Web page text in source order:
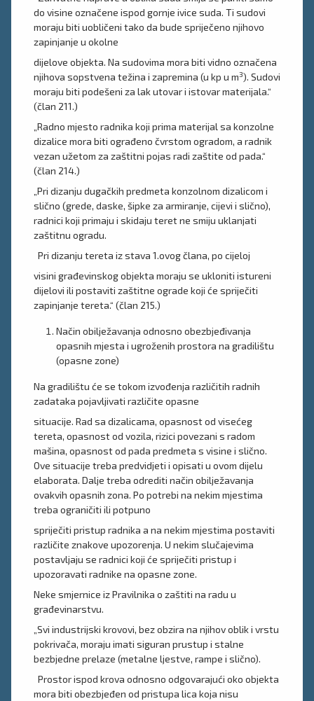
do visine označene ispod gornje ivice suda. Ti sudovi
moraju biti uobličeni tako da bude spriječeno njihovo
zapinjanje u okolne
dijelove objekta. Na sudovima mora biti vidno označena
njihova sopstvena težina i zapremina (u kp u m3). Sudovi
moraju biti podešeni za lak utovar i istovar materijala.“
(član 211.)
„Radno mjesto radnika koji prima materijal sa konzolne
dizalice mora biti ograđeno čvrstom ogradom, a radnik
vezan užetom za zaštitni pojas radi zaštite od pada.“
(član 214.)
„Pri dizanju dugačkih predmeta konzolnom dizalicom i
slično (grede, daske, šipke za armiranje, cijevi i slično),
radnici koji primaju i skidaju teret ne smiju uklanjati
zaštitnu ogradu.
Pri dizanju tereta iz stava 1.ovog člana, po cijeloj
visini građevinskog objekta moraju se ukloniti istureni
dijelovi ili postaviti zaštitne ograde koji će spriječiti
zapinjanje tereta.“ (član 215.)
Način obilježavanja odnosno obezbjeđivanja
opasnih mjesta i ugroženih prostora na gradilištu
(opasne zone)
Na gradilištu će se tokom izvođenja različitih radnih
zadataka pojavljivati različite opasne
situacije. Rad sa dizalicama, opasnost od visećeg
tereta, opasnost od vozila, rizici povezani s radom
mašina, opasnost od pada predmeta s visine i slično.
Ove situacije treba predvidjeti i opisati u ovom dijelu
elaborata. Dalje treba odrediti način obilježavanja
ovakvih opasnih zona. Po potrebi na nekim mjestima
treba ograničiti ili potpuno
spriječiti pristup radnika a na nekim mjestima postaviti
različite znakove upozorenja. U nekim slučajevima
postavljaju se radnici koji će spriječiti pristup i
upozoravati radnike na opasne zone.
Neke smjernice iz Pravilnika o zaštiti na radu u
građevinarstvu.
„Svi industrijski krovovi, bez obzira na njihov oblik i vrstu
pokrivača, moraju imati siguran prustup i stalne
bezbjedne prelaze (metalne ljestve, rampe i slično).
Prostor ispod krova odnosno odgovarajući oko objekta
mora biti obezbjeđen od pristupa lica koja nisu